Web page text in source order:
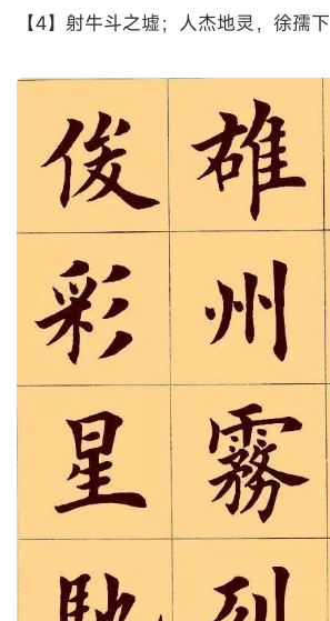
【4】射牛斗之墟；人杰地灵，徐孺下